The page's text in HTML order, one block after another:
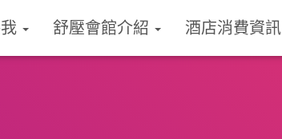
舒壓會館介紹 酒店消費資訊